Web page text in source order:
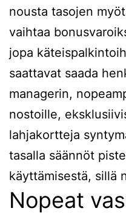
nousta tasojen
vaihtaa
jopa
saattavat saada
managerin,
nostoille,
lahjakortteja
tasalla säännöt
käyttämisestä, sillä
Nopeat